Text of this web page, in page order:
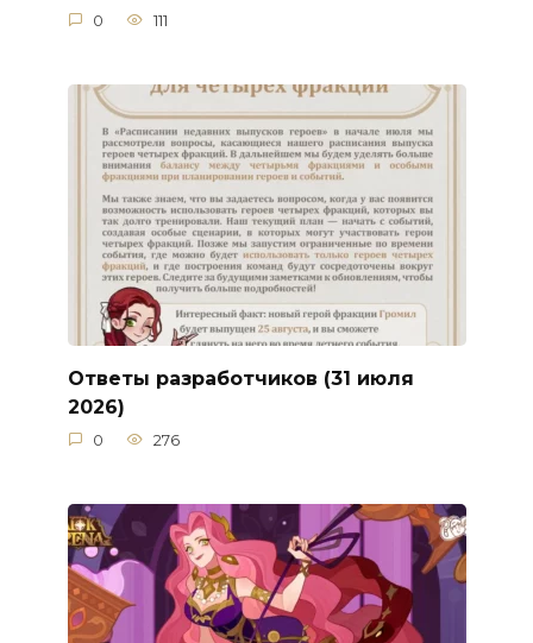
0 111
Ответы разработчиков (31 июля
2026)
0 276